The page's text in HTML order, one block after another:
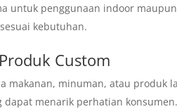
untuk penggunaan indoor
kebutuhan.
Custom
makanan, minuman, atau produk
dapat menarik perhatian konsumen.